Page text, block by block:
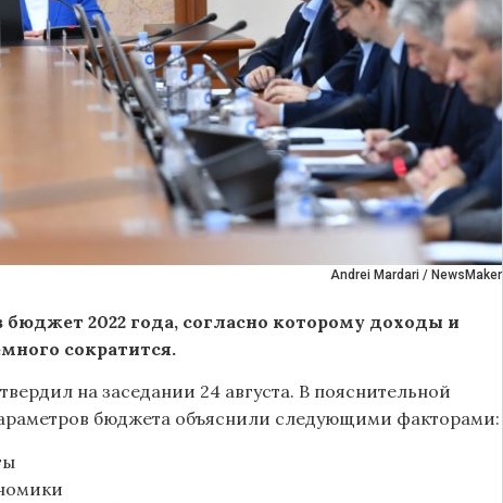
Andrei Mardari / NewsMaker
2022 года, согласно которому доходы и
сократится.
на заседании 24 августа. В пояснительной
бюджета объяснили следующими факторами: